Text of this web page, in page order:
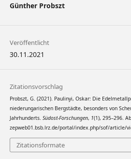
Günther Probszt
Veröffentlicht
30.11.2021
Zitationsvorschlag
Probszt, G. (2021). Paulinyi, Oskar: Die
niederungarischen Bergstädte, besonders von
Jahrhunderts. Südost-Forschungen, 1(1), 295–296.
zepweb01.bsb.lrz.de/portal/index.php/sof/article/
Zitationsformate